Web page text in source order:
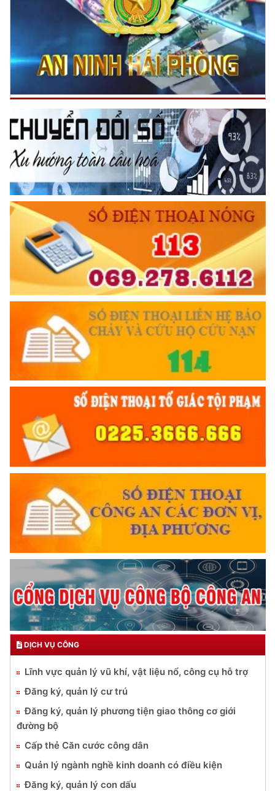
DỊCH VỤ CÔNG
Lĩnh vực quản lý vũ khí, vật liệu nổ, công cụ hỗ trợ
Đăng ký, quản lý cư trú
Đăng ký, quản lý phương tiện giao thông cơ giới
đường bộ
Cấp thẻ Căn cước công dân
Quản lý ngành nghề kinh doanh có điều kiện
Đăng ký, quản lý con dấu